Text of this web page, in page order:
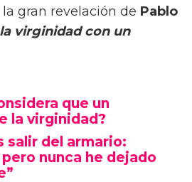
gran revelación de Pablo
virginidad con un
que un
la virginidad?
salir del armario:
nunca he dejado